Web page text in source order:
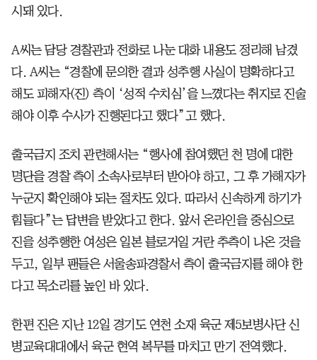
시돼 있다.
A씨는 담당 경찰관과 전화로 나눈 대화 내용도 정리해 남겼
다. A씨는 “경찰에 문의한 결과 성추행 사실이 명확하다고
해도 피해자(진) 측이 ‘성적 수치심’을 느꼈다는 취지로 진술
해야 이후 수사가 진행된다고 했다”고 했다.
출국금지 조치 관련해서는 “행사에 참여했던 천 명에 대한
명단을 경찰 측이 소속사로부터 받아야 하고, 그 후 가해자가
누군지 확인해야 되는 절차도 있다. 따라서 신속하게 하기가
힘들다”는 답변을 받았다고 한다. 앞서 온라인을 중심으로
진을 성추행한 여성은 일본 블로거일 거란 추측이 나온 것을
두고, 일부 팬들은 서울송파경찰서 측이 출국금지를 해야 한
다고 목소리를 높인 바 있다.
한편 진은 지난 12일 경기도 연천 소재 육군 제5보병사단 신
병교육대대에서 육군 현역 복무를 마치고 만기 전역했다.